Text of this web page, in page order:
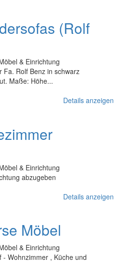
(Rolf
& Einrichtung
Fa. Rolf Benz in schwarz
Maße: Höhe...
Details anzeigen
& Einrichtung
abzugeben
Details anzeigen
Möbel
& Einrichtung
- Wohnzimmer , Küche und